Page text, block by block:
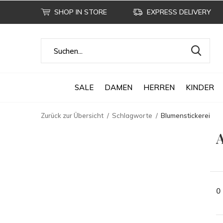
SALE DAMEN HERREN KINDER
SHOP IN STORE EXPRESS DELIVERY
Zurück zur Übersicht Schlagworte Blumenstickerei
0